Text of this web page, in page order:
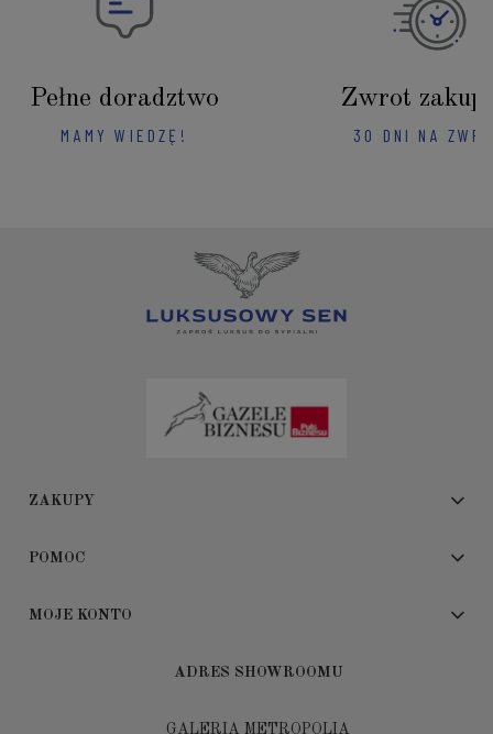
Pełne doradztwo
MAMY WIEDZĘ!
Zwrot
30 DNI NA
ZAKUPY
POMOC
MOJE KONTO
ADRES SHOWROOMU
GALERIA METROPOLIA